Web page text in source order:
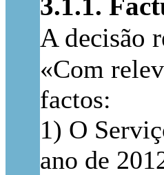
3.1.1.
A decisão
«Com
factos:
1) O
ano de